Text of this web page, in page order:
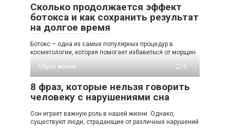
Сколько продолжается эффект
ботокса и как сохранить результат
на долгое время
Ботокс – одна из самых популярных процедур в
косметологии, которая помогает избавиться от морщин
Образ жизни
0
8 фраз, которые нельзя говорить
человеку с нарушениями сна
Сон играет важную роль в нашей жизни. Однако,
существуют люди, страдающие от различных нарушений